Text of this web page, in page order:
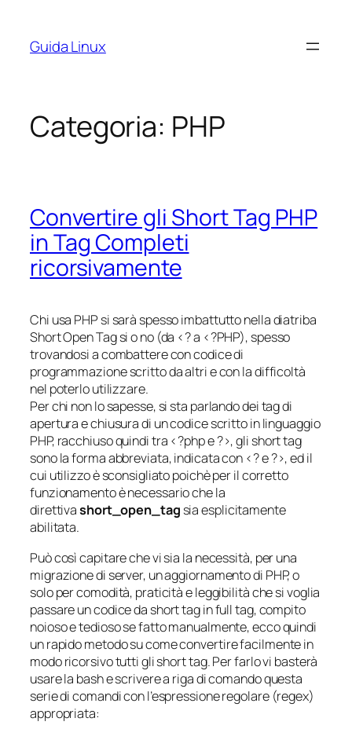
contenuto
Guida Linux
Categoria: PHP
Convertire gli Short Tag PHP
in Tag Completi
ricorsivamente
Chi usa PHP si sarà spesso imbattutto nella diatriba
Short Open Tag si o no (da <? a <?PHP), spesso
trovandosi a combattere con codice di
programmazione scritto da altri e con la difficoltà
nel poterlo utilizzare.
Per chi non lo sapesse, si sta parlando dei tag di
apertura e chiusura di un codice scritto in linguaggio
PHP, racchiuso quindi tra <?phpe?>, gli short tag
sono la forma abbreviata, indicata con <?e?>, ed il
cui utilizzo è sconsigliato poichè per il corretto
funzionamento è necessario che la
direttivashort_open_tag sia esplicitamente
abilitata.
Può così capitare che vi sia la necessità, per una
migrazione di server, un aggiornamento di PHP, o
solo per comodità, praticità e leggibilità che si voglia
passare un codice da short tag in full tag, compito
noioso e tedioso se fatto manualmente, ecco quindi
un rapido metodo su come convertire facilmente in
modo ricorsivo tutti gli short tag. Per farlo vi basterà
usare la bash e scrivere a riga di comando questa
serie di comandi con l’espressione regolare (regex)
appropriata: